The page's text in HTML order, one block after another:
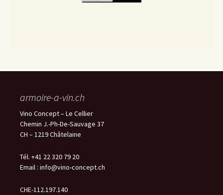
armoire-a-vin.ch
Vino Concept – Le Cellier
Chemin J.-Ph-De-Sauvage 37
CH – 1219 Châtelaine
Tél. +41 22 320 79 20
Email : info@vino-concept.ch
CHE-112.197.140